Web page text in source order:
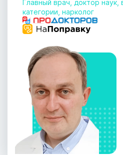
Главный врач, доктор наук,
категории, нарколог